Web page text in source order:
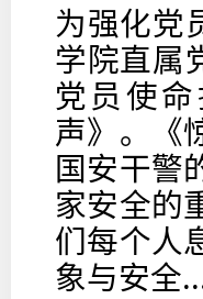
为强化党
学院直属
党员使
声》。《
国安干警
家安全的
们每个人
象与安全